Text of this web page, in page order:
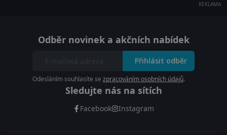
REKLAMA
Odběr novinek a akčních nabídek
Přihlásit odběr
Odesláním souhlasíte se zpracováním osobních údajů.
Sledujte nás na sítích
Facebook Instagram